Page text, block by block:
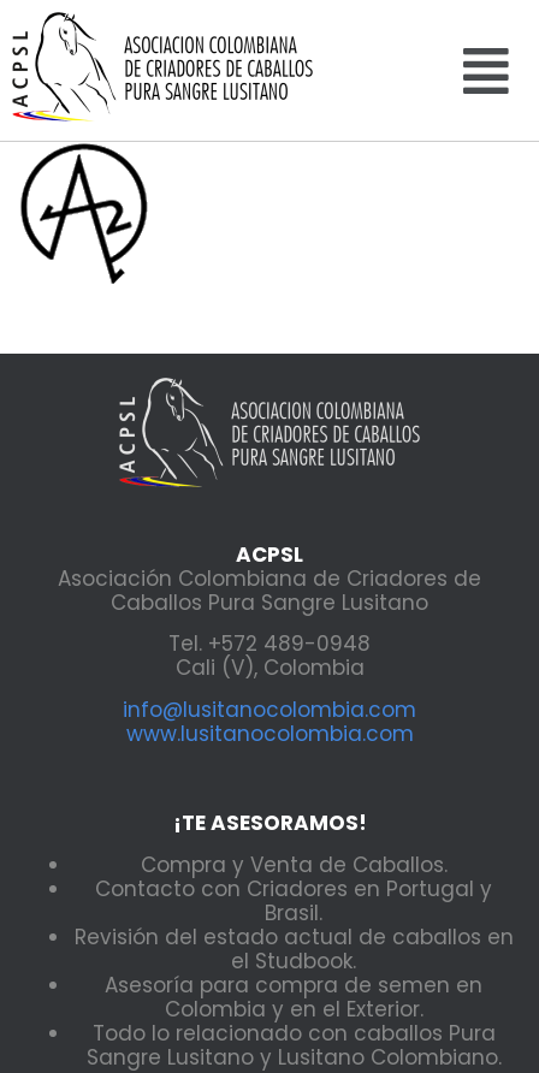
ACPSL
Asociación Colombiana de Criadores de
Caballos Pura Sangre Lusitano
Tel. +572 489-0948
Cali (V), Colombia
info@lusitanocolombia.com
www.lusitanocolombia.com
¡TE ASESORAMOS!
Compra y Venta de Caballos.
Contacto con Criadores en Portugal y
Brasil.
Revisión del estado actual de caballos en
el Studbook.
Asesoría para compra de semen en
Colombia y en el Exterior.
Todo lo relacionado con caballos Pura
Sangre Lusitano y Lusitano Colombiano.